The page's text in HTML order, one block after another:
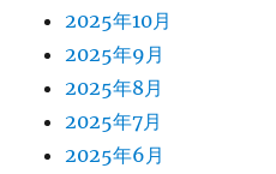
2025年10月
2025年9月
2025年8月
2025年7月
2025年6月